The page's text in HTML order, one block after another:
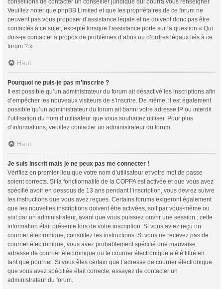
conseillons de contacter un conseiller juridique qui pourra vous renseigner.
Veuillez noter que phpBB Limited et que les propriétaires de ce forum ne
peuvent pas vous proposer d’assistance légale et ne doivent donc pas être
contactés à ce sujet, excepté lorsque l’assistance porte sur la question « Qui
dois-je contacter à propos de problèmes d’abus ou d’ordres légaux liés à ce
forum ? ».
Haut
Pourquoi ne puis-je pas m’inscrire ?
Il est possible qu’un administrateur du forum ait désactivé les inscriptions afin
d’empêcher les nouveaux visiteurs de s’inscrire. De même, il est également
possible qu’un administrateur du forum ait banni votre adresse IP ou interdit
l’utilisation du nom d’utilisateur que vous souhaitez utiliser. Pour plus
d’informations, veuillez contacter un administrateur du forum.
Haut
Je suis inscrit mais je ne peux pas me connecter !
Vérifiez en premier lieu que votre nom d’utilisateur et votre mot de passe
soient corrects. Si la fonctionnalité de la COPPA est activée et que vous avez
spécifié avoir en dessous de 13 ans pendant l’inscription, vous devrez suivre
les instructions que vous avez reçues. Certains forums exigeront également
que les nouvelles inscriptions doivent être activées, soit par vous-même ou
soit par un administrateur, avant que vous puissiez ouvrir une session ; cette
information était présente lors de votre inscription. Si vous aviez reçu un
courrier électronique, consultez les instructions. Si vous ne recevez pas de
courrier électronique, vous avez probablement spécifié une mauvaise
adresse de courrier électronique ou le courrier électronique a été filtré en
tant que pourriel. Si vous êtes certain que l’adresse de courrier électronique
que vous avez spécifiée était correcte, essayez de contacter un
administrateur du forum.